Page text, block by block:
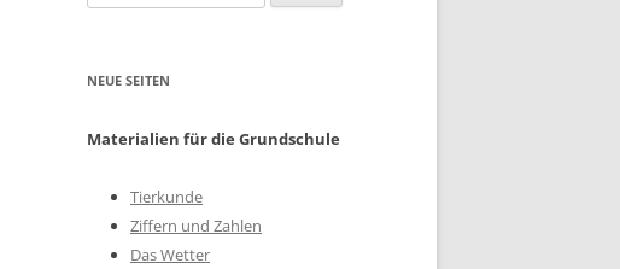
WERTVOLLE FILME
BERUFSWAHL
FRANZÖSISCH
nach:
NEUE SEITEN
Materialien für die Grundschule
Tierkunde
Ziffern und Zahlen
Das Wetter